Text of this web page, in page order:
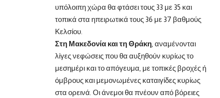
υπόλοιπη χώρα θα φτάσει τους 33 με 35 και
τοπικά στα ηπειρωτικά τους 36 με 37 βαθμούς
Κελσίου.
Στη Μακεδονία και τη Θράκη , αναμένονται
λίγες νεφώσεις που θα αυξηθούν κυρίως το
μεσημέρι και το απόγευμα, με τοπικές βροχές ή
όμβρους και μεμονωμένες καταιγίδες κυρίως
στα ορεινά. Οι άνεμοι θα πνέουν από βόρειες